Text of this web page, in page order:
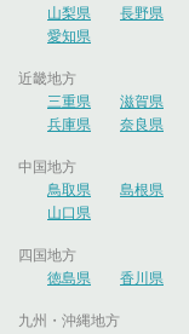
山梨県
長野県
愛知県
近畿地方
三重県
滋賀県
兵庫県
奈良県
中国地方
鳥取県
島根県
山口県
四国地方
徳島県
香川県
九州・沖縄地方